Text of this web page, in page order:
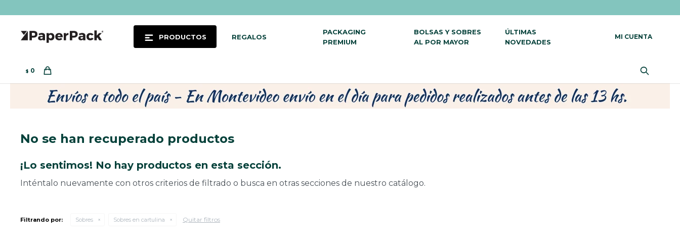
PRODUCTOS REGALOS
PACKAGING
PREMIUM
BOLSAS Y SOBRES
AL POR MAYOR
ÚLTIMAS
NOVEDADES
$ 0
No se han recuperado productos
¡Lo sentimos! No hay productos en esta sección.
Inténtalo nuevamente con otros criterios de filtrado o busca en otras secciones de nuestro catálogo.
Filtrando por: Sobres Sobres en cartulina Quitar filtros